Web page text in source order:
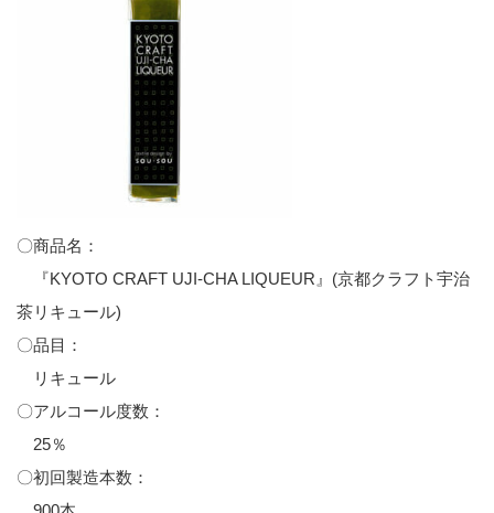
〇商品名：
『KYOTO CRAFT UJI-CHA LIQUEUR』(京都クラフト宇治
茶リキュール)
〇品目：
リキュール
〇アルコール度数：
25％
〇初回製造本数：